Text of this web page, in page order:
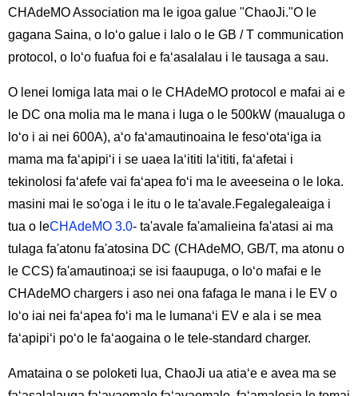
CHAdeMO Association ma le igoa galue "ChaoJi."O le
gagana Saina, o loʻo galue i lalo o le GB / T communication
protocol, o loʻo fuafua foi e faʻasalalau i le tausaga a sau.
O lenei lomiga lata mai o le CHAdeMO protocol e mafai ai e
le DC ona molia ma le mana i luga o le 500kW (maualuga o
loʻo i ai nei 600A), aʻo faʻamautinoaina le fesoʻotaʻiga ia
mama ma faʻapipiʻi i se uaea laʻititi laʻititi, faʻafetai i
tekinolosi faʻafefe vai faʻapea foʻi ma le aveeseina o le loka.
masini mai le so'oga i le itu o le ta'avale.Fegalegaleaiga i
tua o leCHAdeMO 3.0- ta'avale fa'amalieina fa'atasi ai ma
tulaga fa'atonu fa'atosina DC (CHAdeMO, GB/T, ma atonu o
le CCS) fa'amautinoa;i se isi faaupuga, o loʻo mafai e le
CHAdeMO chargers i aso nei ona fafaga le mana i le EV o
loʻo iai nei faʻapea foʻi ma le lumanaʻi EV e ala i se mea
faʻapipiʻi poʻo le faʻaogaina o le tele-standard charger.
Amataina o se poloketi lua, ChaoJi ua atiaʻe e avea ma se